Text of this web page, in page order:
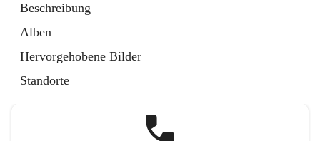
Beschreibung
Alben
Hervorgehobene Bilder
Standorte